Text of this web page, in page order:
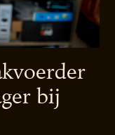
bij